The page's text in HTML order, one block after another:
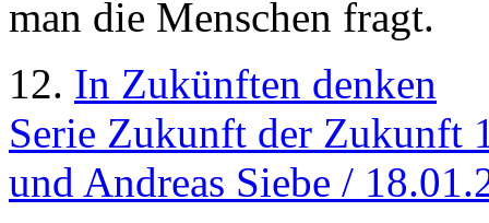
man die Menschen fragt.
12. In Zukünften denken
Serie Zukunft der Zukunft
und Andreas Siebe /